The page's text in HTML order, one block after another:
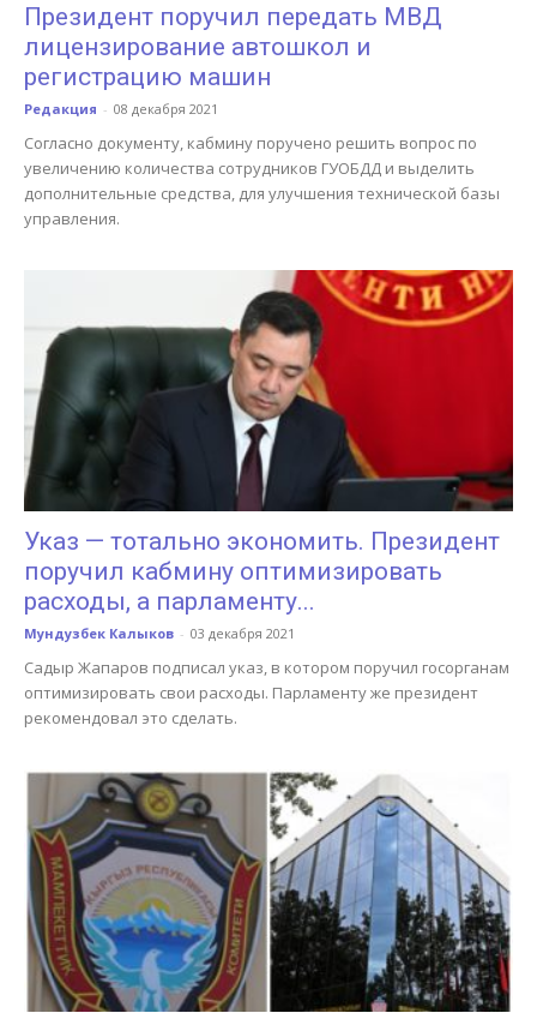
Президент поручил передать МВД
лицензирование автошкол и
регистрацию машин
Редакция - 08 декабря 2021
Согласно документу, кабмину поручено решить вопрос по
увеличению количества сотрудников ГУОБДД и выделить
дополнительные средства, для улучшения технической базы
управления.
Указ — тотально экономить. Президент
поручил кабмину оптимизировать
расходы, а парламенту...
Мундузбек Калыков - 03 декабря 2021
Садыр Жапаров подписал указ, в котором поручил госорганам
оптимизировать свои расходы. Парламенту же президент
рекомендовал это сделать.